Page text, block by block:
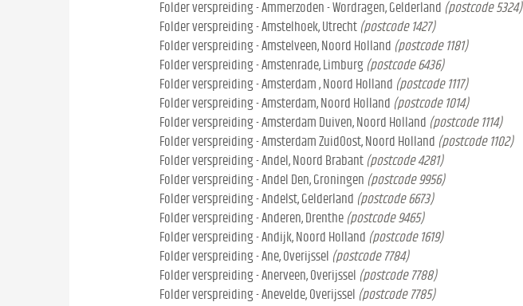
Folder verspreiding - Ammerzoden - Wordragen, Gelderland (postcode 5324)
Folder verspreiding - Amstelhoek, Utrecht (postcode 1427)
Folder verspreiding - Amstelveen, Noord Holland (postcode 1181)
Folder verspreiding - Amstenrade, Limburg (postcode 6436)
Folder verspreiding - Amsterdam , Noord Holland (postcode 1117)
Folder verspreiding - Amsterdam, Noord Holland (postcode 1014)
Folder verspreiding - Amsterdam Duiven, Noord Holland (postcode 1114)
Folder verspreiding - Amsterdam ZuidOost, Noord Holland (postcode 1102)
Folder verspreiding - Andel, Noord Brabant (postcode 4281)
Folder verspreiding - Andel Den, Groningen (postcode 9956)
Folder verspreiding - Andelst, Gelderland (postcode 6673)
Folder verspreiding - Anderen, Drenthe (postcode 9465)
Folder verspreiding - Andijk, Noord Holland (postcode 1619)
Folder verspreiding - Ane, Overijssel (postcode 7784)
Folder verspreiding - Anerveen, Overijssel (postcode 7788)
Folder verspreiding - Anevelde, Overijssel (postcode 7785)